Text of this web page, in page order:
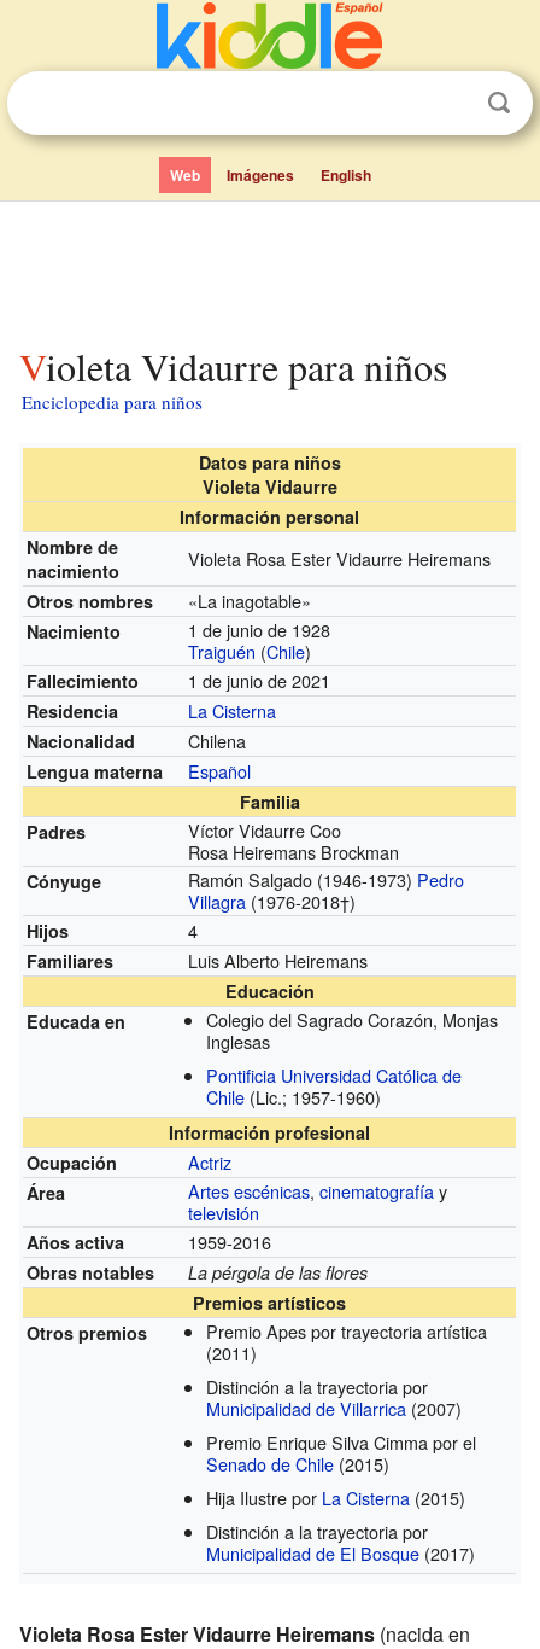
Web Imágenes English
Violeta Vidaurre para niños
Enciclopedia para niños
Datos para niños
Violeta Vidaurre
Información personal
Nombre de
nacimiento
Violeta Rosa Ester Vidaurre Heiremans
Otros nombres «La inagotable»
Nacimiento
1 de junio de 1928
Traiguén (Chile)
Fallecimiento 1 de junio de 2021
Residencia La Cisterna
Nacionalidad Chilena
Lengua materna Español
Familia
Padres
Víctor Vidaurre Coo
Rosa Heiremans Brockman
Cónyuge Ramón Salgado (1946-1973) Pedro
Villagra (1976-2018†)
Hijos 4
Familiares Luis Alberto Heiremans
Educación
Educada en
Colegio del Sagrado Corazón, Monjas
Inglesas
Pontificia Universidad Católica de
Chile (Lic.; 1957-1960)
Información profesional
Ocupación
Actriz
Área Artes escénicas,cinematografíay
televisión
Años activa 1959-2016
Obras notables
La pérgola de las flores
Premios artísticos
Otros premios
Premio Apes por trayectoria artística
(2011)
Distinción a la trayectoria por
Municipalidad de Villarrica(2007)
Premio Enrique Silva Cimma por el
Senado de Chile(2015)
Hija Ilustre por La Cisterna(2015)
Distinción a la trayectoria por
Municipalidad de El Bosque(2017)
Violeta Rosa Ester Vidaurre Heiremans (nacida en